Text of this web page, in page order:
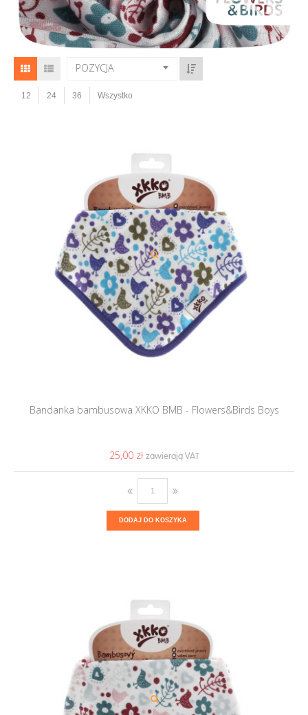
POZYCJA
12 24 36 Wszystko
Bandanka bambusowa XKKO BMB - Flowers&Birds Boys
25,00 ‎zł
DODAJ DO KOSZYKA